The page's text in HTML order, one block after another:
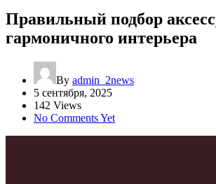
Правильный подбор
гармоничного интерьера
By admin_2news
5 сентября, 2025
142 Views
No Comments Yet